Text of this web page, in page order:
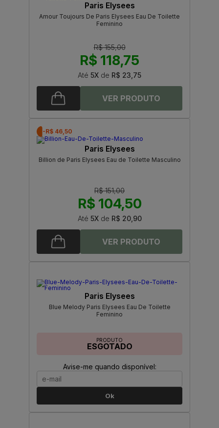
Paris Elysees
Amour Toujours De Paris Elysees Eau De Toilette
Feminino
R$ 155,00
R$ 118,75
Até 5X de R$ 23,75
-R$ 46,50
Paris Elysees
Billion de Paris Elysees Eau de Toilette Masculino
R$ 151,00
R$ 104,50
Até 5Xde R$ 20,90
Paris Elysees
Blue Melody Paris Elysees Eau De Toilette
Feminino
PRODUTO
ESGOTADO
Avise-me quando disponível:
Ok